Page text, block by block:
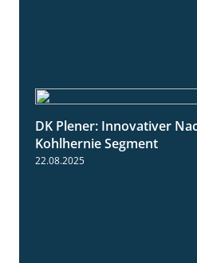
DK Plener: Innovativer
Kohlhernie Segment
22.08.2025